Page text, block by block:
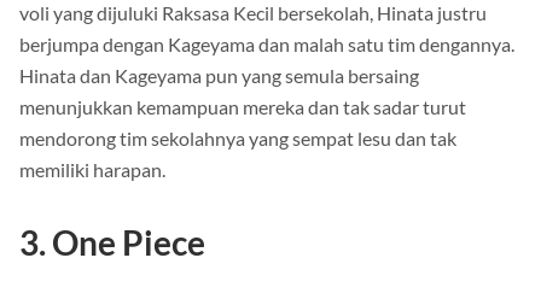
voli yang dijuluki Raksasa Kecil bersekolah, Hinata justru
berjumpa dengan Kageyama dan malah satu tim dengannya.
Hinata dan Kageyama pun yang semula bersaing
menunjukkan kemampuan mereka dan tak sadar turut
mendorong tim sekolahnya yang sempat lesu dan tak
memiliki harapan.
3. One Piece